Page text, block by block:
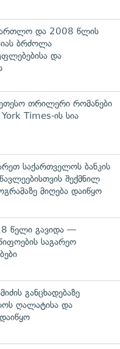
და 2008 წლის
ბრძოლა
და
თრილერი რომანები
Times-ის სია
საქართველოს ბანკის
შექმნილ
მიღება დაიწყო
წელი გავიდა —
საგარეო
განცხადებაზე
ღალატისა და